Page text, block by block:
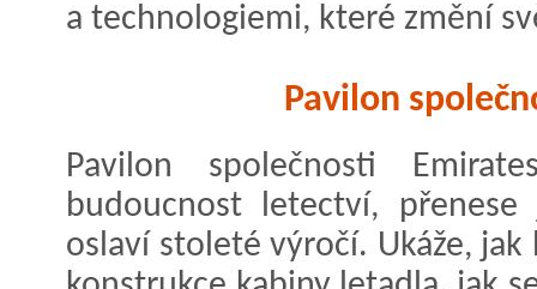
a technologiemi, které změní
Pavilon
Pavilon společnosti
budoucnost letectví,
oslaví stoleté výročí. Ukáže,